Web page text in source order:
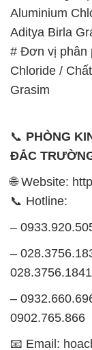
Grasim
📞PHÒNG
ĐẮC
🌐 Website:
–
0902.765.866
📧 Email:
TRƯỜNG